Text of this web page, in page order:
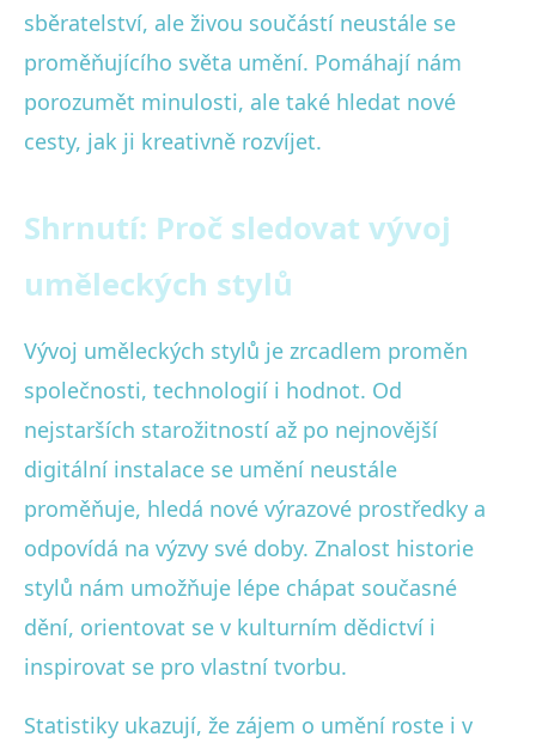
sběratelství, ale živou součástí neustále se
proměňujícího světa umění. Pomáhají nám
porozumět minulosti, ale také hledat nové
cesty, jak ji kreativně rozvíjet.
Shrnutí: Proč sledovat vývoj
uměleckých stylů
Vývoj uměleckých stylů je zrcadlem proměn
společnosti, technologií i hodnot. Od
nejstarších starožitností až po nejnovější
digitální instalace se umění neustále
proměňuje, hledá nové výrazové prostředky a
odpovídá na výzvy své doby. Znalost historie
stylů nám umožňuje lépe chápat současné
dění, orientovat se v kulturním dědictví i
inspirovat se pro vlastní tvorbu.
Statistiky ukazují, že zájem o umění roste i v